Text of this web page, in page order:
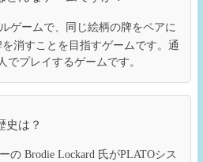
ゲームで、同じ絵柄の牌をペアに
消すことを目指すゲームです。通
でプレイするゲームです。
史は？
の Brodie Lockard 氏がPLATOシス